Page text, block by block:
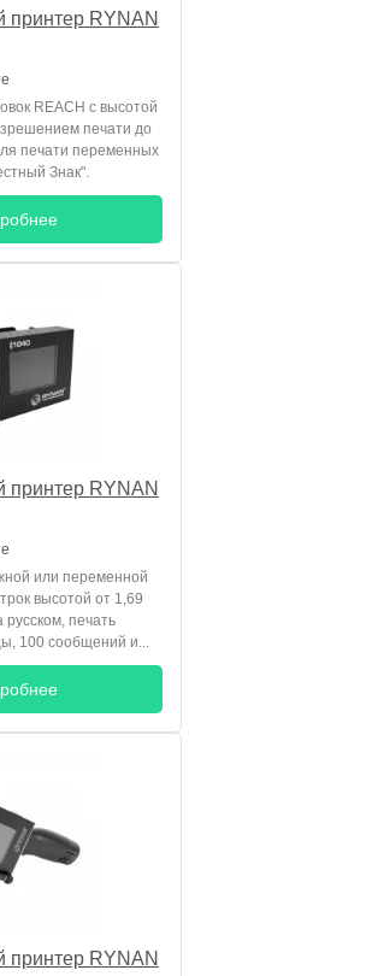
принтер RYNAN
REACH с высотой
печати до
печати переменных
Знак".
принтер RYNAN
или переменной
высотой от 1,69
печать
100 сообщений и...
принтер RYNAN